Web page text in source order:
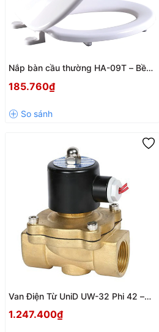
Nắp bàn cầu thường HA-09T – Bền
185.760₫
Van Điện Từ UniD UW-32 Phi 42 –
1.247.400₫